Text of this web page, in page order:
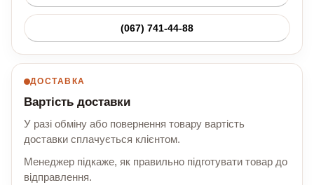
(067) 741-44-88
ДОСТАВКА
Вартість доставки
У разі обміну або повернення товару вартість
доставки сплачується клієнтом.
Менеджер підкаже, як правильно підготувати товар до
відправлення.